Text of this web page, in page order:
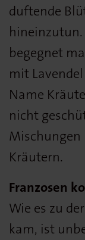
duftende
begegnet
mit
Name
nicht
Mischungen
Kräutern.
Franzosen
Wie es zu
kam, ist